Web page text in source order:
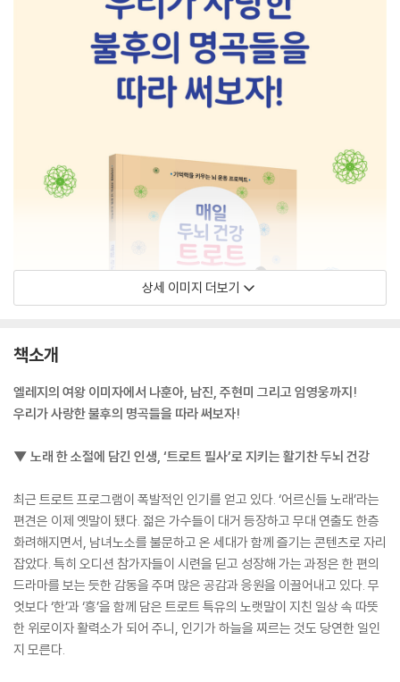
상세 이미지 더보기
책소개
엘레지의 여왕 이미자에서 나훈아, 남진, 주현미 그리고 임영웅까지!
우리가 사랑한 불후의 명곡들을 따라 써보자!
▼ 노래 한 소절에 담긴 인생, ‘트로트 필사’로 지키는 활기찬 두뇌 건강
최근 트로트 프로그램이 폭발적인 인기를 얻고 있다. ‘어르신들 노래’라는
편견은 이제 옛말이 됐다. 젊은 가수들이 대거 등장하고 무대 연출도 한층
화려해지면서, 남녀노소를 불문하고 온 세대가 함께 즐기는 콘텐츠로 자리
잡았다. 특히 오디션 참가자들이 시련을 딛고 성장해 가는 과정은 한 편의
드라마를 보는 듯한 감동을 주며 많은 공감과 응원을 이끌어내고 있다. 무
엇보다 ‘한’과 ‘흥’을 함께 담은 트로트 특유의 노랫말이 지친 일상 속 따뜻
한 위로이자 활력소가 되어 주니, 인기가 하늘을 찌르는 것도 당연한 일인
지 모른다.